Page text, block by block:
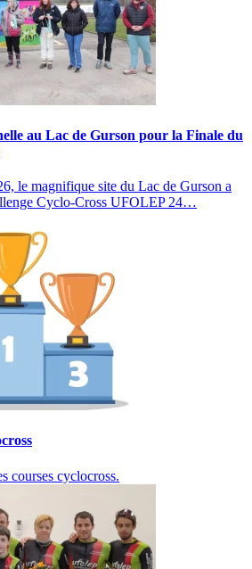
au Lac de Gurson pour la Finale du
le magnifique site du Lac de Gurson a
Cyclo‑Cross UFOLEP 24…
courses cyclocross.